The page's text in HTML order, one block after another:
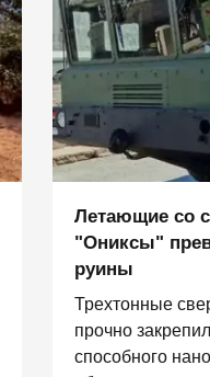
Летающие со
"Ониксы"
руины
Трехтонные
прочно
способного